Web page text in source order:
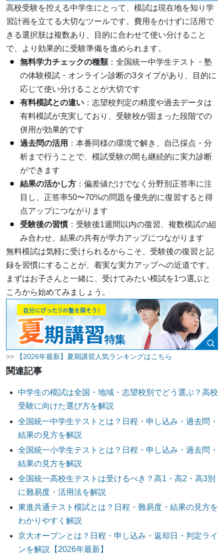
高校受験を控える中学生にとって、模試は現在地を知り学
習計画を立てる大切なツールです。費用をかけずに活用で
きる選択肢は複数あり、目的に合わせて使い分けること
で、より効果的に受験準備を進められます。
無料学力チェックの種類：全国統一中学生テスト・塾
の体験模試・オンライン診断の3タイプがあり、目的に
応じて使い分けることが大切です
有料模試との違い ：志望校判定の精度や過去データは
有料模試が充実しており、受験校が固まった段階での
併用が効果的です
過去問の活用 ：本番同様の環境で解き、自己採点・分
析まで行うことで、模試受験の間も継続的に実力診断
ができます
結果の活かし方 ：偏差値だけでなく分野別正答率に注
目し、正答率50〜70%の問題を優先的に復習すると得
点アップにつながります
受験後の習慣 ：受験後1週間以内の復習、複数模試の組
み合わせ、結果の共有が学力アップにつながります
無料模試は気軽に受けられるからこそ、受験後の復習と記
録を習慣にすることが、着実な実力アップへの近道です。
まずはお子さんと一緒に、受けてみたい模試を1つ選ぶと
ころから始めてみましょう。
>> 【2026年最新】夏期講習人気ランキングはこちら
関連記事
中学生の模試は全国・地域・志望校別でどう選ぶ？高校
受験に向けた選び方を解説
全国統一中学生テストとは？日程・申し込み・過去問・
結果の見方を解説
全国統一小学生テストとは？日程・申し込み・過去問・
結果の見方を解説
全国統一高校生テストは受けるべき？高1・高2・高3別
に難易度・活用法を解説
東進共通テスト模試とは？日程・難易度・結果の見方を
わかりやすく解説
京大オープンとは？日程・申し込み・返却日・判定ライ
ンを解説【2026年最新】